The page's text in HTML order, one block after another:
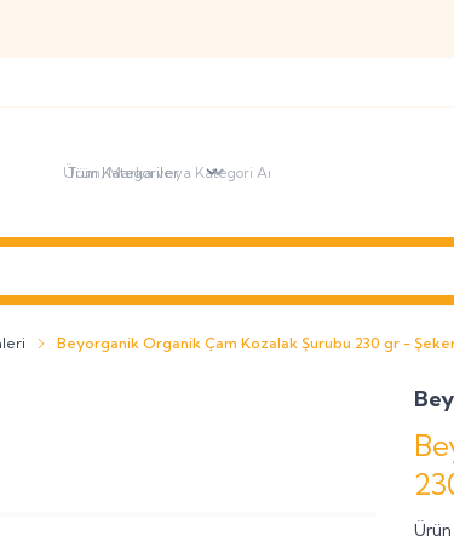
Beyorganik Organik Çam Kozalak Şurubu 230 gr -